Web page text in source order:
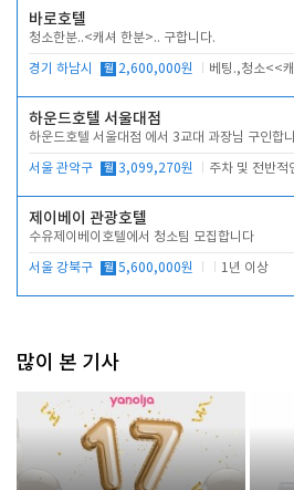
바로호텔
청소한분..<캐셔 한분>.. 구합니다.
경기 하남시 월 2,600,000원
하운드호텔 서울대점
하운드호텔 서울대점 에서 3교대 과장님 구인합
서울 관악구 월 3,099,270원
제이베이 관광호텔
수유제이베이호텔에서 청소팀 모집합니다
서울 강북구 월 5,600,000원 1년 이상
많이 본 기사